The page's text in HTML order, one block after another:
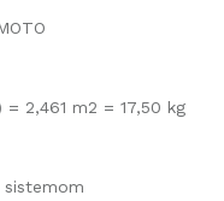
= 2,461 m2 = 17,50 kg